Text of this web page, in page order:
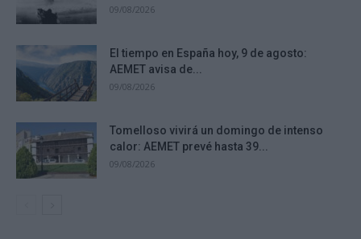
09/08/2026
El tiempo en España hoy, 9 de agosto:
AEMET avisa de...
09/08/2026
Tomelloso vivirá un domingo de intenso
calor: AEMET prevé hasta 39...
09/08/2026